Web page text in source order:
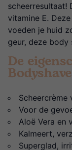
scheerresultaat!
vitamine E.
voeden je huid
geur, deze body
De
Scheercrème
Voor de
Aloë Vera en
Kalmeert,
Superglad,